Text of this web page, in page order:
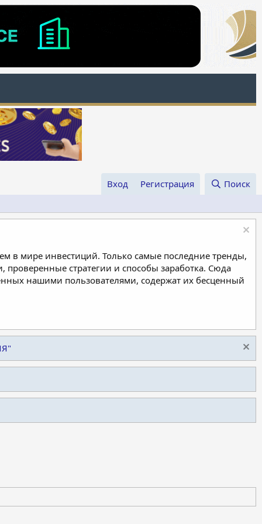
Вход Регистрация Поиск
в мире инвестиций. Только самые последние тренды,
стратегии и способы заработка. Сюда
нашими пользователями, содержат их бесценный